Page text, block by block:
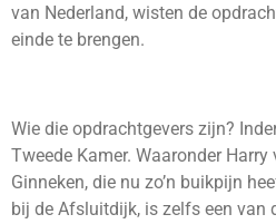
van Nederland, wisten de
einde te brengen.
Wie die opdrachtgevers zijn?
Tweede Kamer. Waaronder
Ginneken, die nu zo’n buikpijn
bij de Afsluitdijk, is zelfs een van